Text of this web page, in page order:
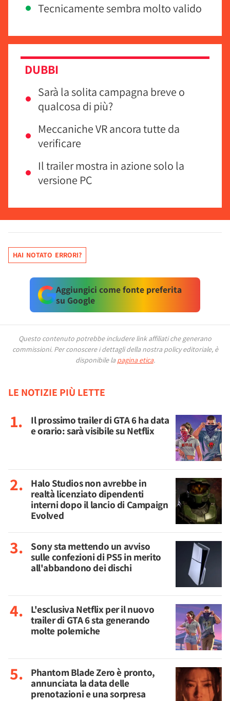
Tecnicamente sembra molto valido
DUBBI
Sarà la solita campagna breve o
qualcosa di più?
Meccaniche VR ancora tutte da
verificare
Il trailer mostra in azione solo la
versione PC
HAI NOTATO ERRORI?
Aggiungici come fonte preferita
su Google
Questo contenuto potrebbe includere link affiliati che generano
commissioni. Per conoscere i dettagli della nostra policy editoriale, è
disponibile la pagina etica.
LE NOTIZIE PIÙ LETTE
Il prossimo trailer di GTA 6 ha data
e orario: sarà visibile su Netflix
Halo Studios non avrebbe in
realtà licenziato dipendenti
interni dopo il lancio di Campaign
Evolved
Sony sta mettendo un avviso
sulle confezioni di PS5 in merito
all'abbandono dei dischi
L'esclusiva Netflix per il nuovo
trailer di GTA 6 sta generando
molte polemiche
Phantom Blade Zero è pronto,
annunciata la data delle
prenotazioni e una sorpresa